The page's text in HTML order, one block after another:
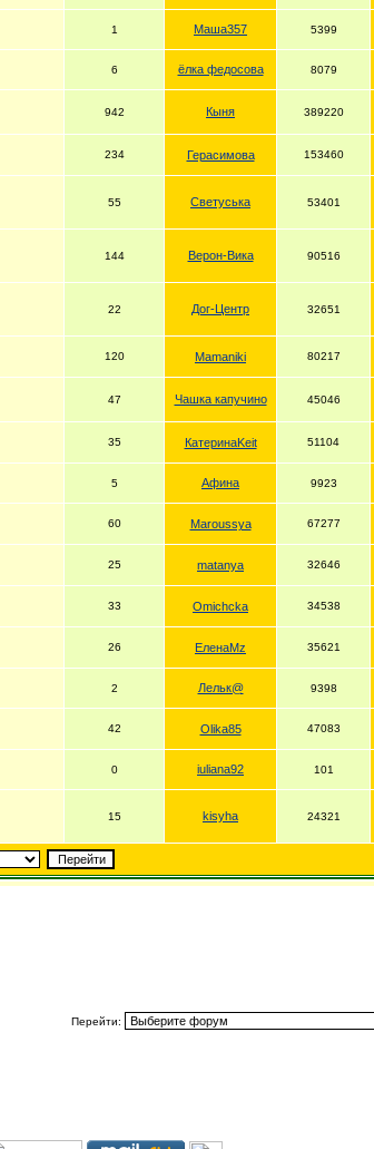
1 Маша357 5399
6 ёлка федосова 8079
942 Кыня 389220
234 Герасимова 153460
55 Светуська 53401
144 Верон-Вика 90516
22 Дог-Центр 32651
120 Mamaniki 80217
47 Чашка капучино 45046
35 КатеринаKeit 51104
5 Афина 9923
60 Maroussya 67277
25 matanya 32646
33 Omichcka 34538
26 ЕленаMz 35621
2 Лельк@ 9398
42 Olika85 47083
0 iuliana92 101
15 kisyha 24321
Перейти: